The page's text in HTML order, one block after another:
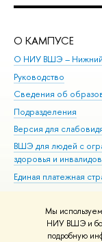
Мы
НИУ ВШЭ и
подробную
О КАМПУСЕ
О НИУ ВШЭ –
Руководство
Сведения об
Подразделения
ерсия для
ШЭ для людей с
здоровья и инвалидо
Единая платежная